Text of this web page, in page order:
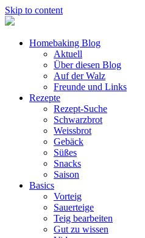
Skip to content
Homebaking Blog
Aktuell
Über diesen Blog
Auf der Walz
Freunde und Links
Rezepte
Rezept-Suche
Schwarzbrot
Weissbrot
Gebäck
Süßes
Snacks
Saison
Basics
Vorteig
Sauerteige
Teig bearbeiten
Gut zu wissen